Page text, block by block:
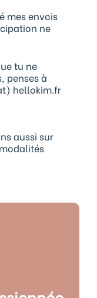
mes envois
ne
tu ne
penses à
hellokim.fr
aussi sur